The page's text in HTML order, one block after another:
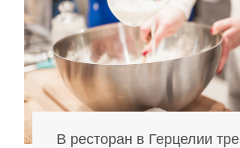
В ресторан в Герцелии